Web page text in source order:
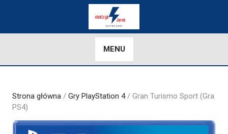
MENU
Strona główna / Gry PlayStation 4/ Gran Turismo Sport (Gra
PS4)